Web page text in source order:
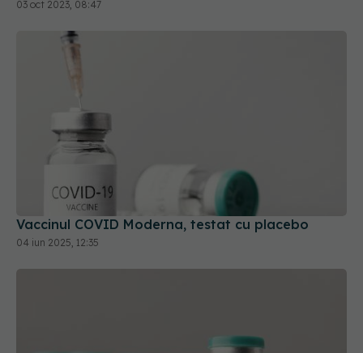
Vaccinul COVID Moderna, testat cu placebo
04 iun 2025, 12:35